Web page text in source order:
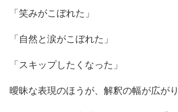
「笑みがこぼれた」
「自然と涙がこぼれた」
「スキップしたくなった」
曖昧な表現のほうが、解釈の幅が広がり